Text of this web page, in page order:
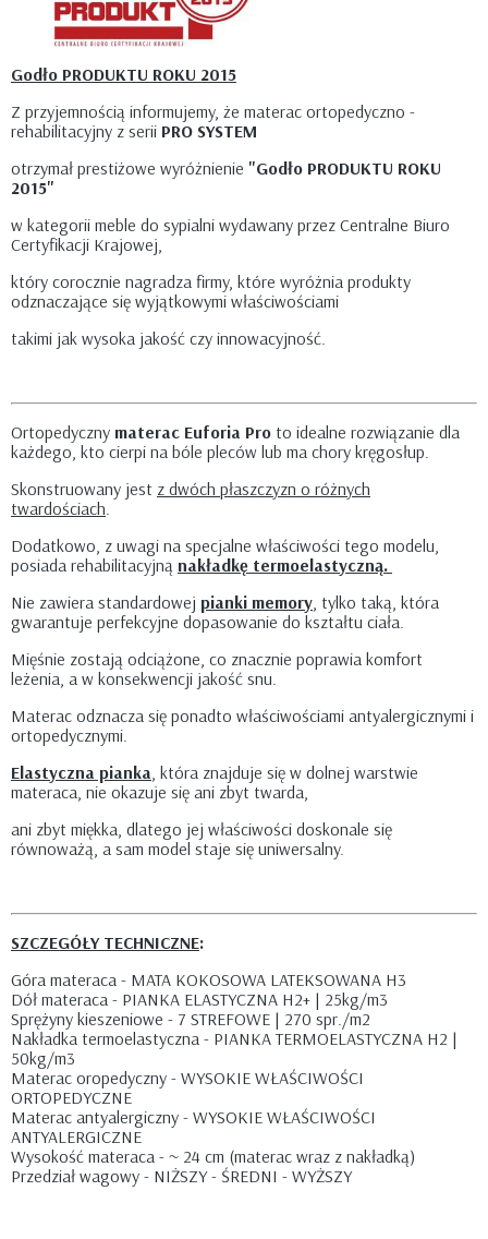
Godło PRODUKTU ROKU 2015
Z przyjemnością informujemy, że materac ortopedyczno -
rehabilitacyjny z serii PRO SYSTEM
otrzymał prestiżowe wyróżnienie "Godło PRODUKTU ROKU
2015"
w kategorii meble do sypialni wydawany przez Centralne Biuro
Certyfikacji Krajowej,
który corocznie nagradza firmy, które wyróżnia produkty
odznaczające się wyjątkowymi właściwościami
takimi jak wysoka jakość czy innowacyjność.
Ortopedyczny materac Euforia Pro to idealne rozwiązanie dla
każdego, kto cierpi na bóle pleców lub ma chory kręgosłup.
Skonstruowany jest z dwóch płaszczyzn o różnych
twardościach
Dodatkowo, z uwagi na specjalne właściwości tego modelu,
posiada rehabilitacyjną nakładkę termoelastyczną.
Nie zawiera standardowej pianki memory , tylko taką, która
gwarantuje perfekcyjne dopasowanie do kształtu ciała.
Mięśnie zostają odciążone, co znacznie poprawia komfort
leżenia, a w konsekwencji jakość snu.
Materac odznacza się ponadto właściwościami antyalergicznymi i
ortopedycznymi.
Elastyczna pianka , która znajduje się w dolnej warstwie
materaca, nie okazuje się ani zbyt twarda,
ani zbyt miękka, dlatego jej właściwości doskonale się
równoważą, a sam model staje się uniwersalny.
SZCZEGÓŁY TECHNICZNE:
Góra materaca - MATA KOKOSOWA LATEKSOWANA H3
Dół materaca - PIANKA ELASTYCZNA H2+ | 25kg/m3
Sprężyny kieszeniowe - 7 STREFOWE | 270 spr./m2
Nakładka termoelastyczna - PIANKA TERMOELASTYCZNA H2 |
50kg/m3
Materac oropedyczny - WYSOKIE WŁAŚCIWOŚCI
ORTOPEDYCZNE
Materac antyalergiczny - WYSOKIE WŁAŚCIWOŚCI
ANTYALERGICZNE
Wysokość materaca - ~ 24 cm (materac wraz z nakładką)
Przedział wagowy - NIŻSZY - ŚREDNI - WYŻSZY